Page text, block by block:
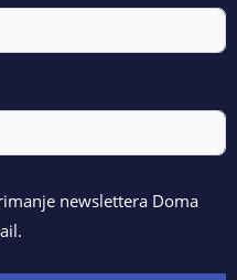
newslettera Doma